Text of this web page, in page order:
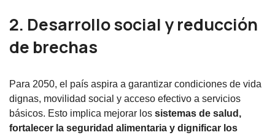
2. Desarrollo social y reducción
de brechas
Para 2050, el país aspira a garantizar condiciones de vida
dignas, movilidad social y acceso efectivo a servicios
básicos. Esto implica mejorar los sistemas de salud,
fortalecer la seguridad alimentaria y dignificar los